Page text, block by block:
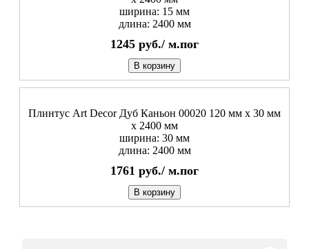
ширина: 15 мм
длина: 2400 мм
1245 руб./ м.пог
В корзину
Плинтус Art Decor Дуб Каньон 00020 120 мм х 30 мм
х 2400 мм
ширина: 30 мм
длина: 2400 мм
1761 руб./ м.пог
В корзину